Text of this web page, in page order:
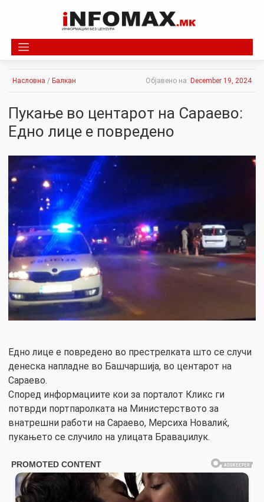
Насловна / Балкан Објавено на: December 19, 2024
Пукање во центарот на Сараево:
Едно лице е повредено
Едно лице е повредено во престрелката што се случи
денеска напладне во Башчаршија, во центарот на
Сараево.
Според информациите кои за порталот Кликс ги
потврди портпаролката на Министерството за
внатрешни работи на Сараево, Мерсиха Новалиќ,
пукањето се случило на улицата Браваџилук.